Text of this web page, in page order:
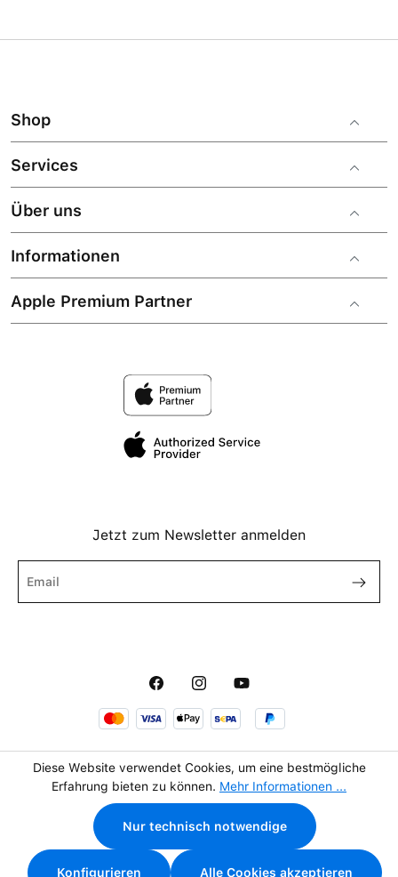
inkl. MwSt. zzgl. Versandkosten
In den Warenkorb
Shop
Services
Über uns
Informationen
Apple Premium Partner
Jetzt zum Newsletter anmelden
Diese Website verwendet Cookies, um eine bestmögliche
Erfahrung bieten zu können. Mehr Informationen ...
Nur technisch notwendige
Konfigurieren Alle Cookies akzeptieren